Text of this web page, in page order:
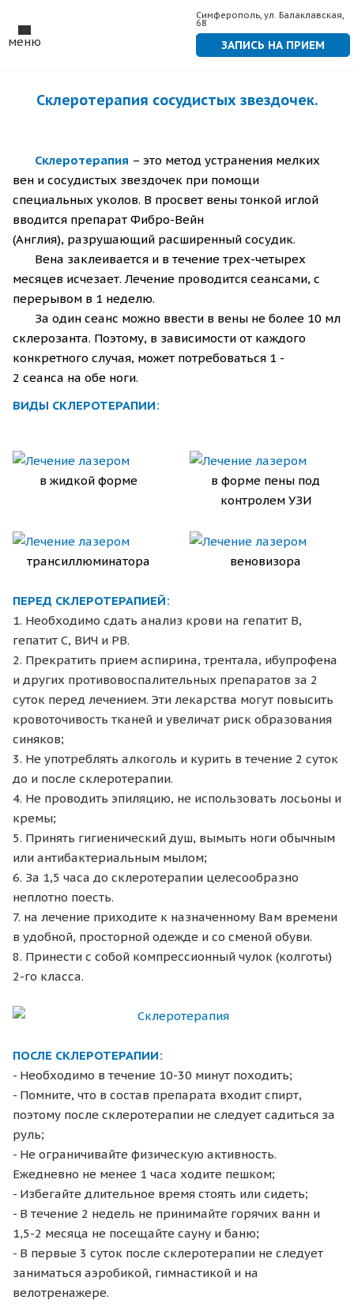
меню
Симферополь, ул. Балаклавская,
68
ЗАПИСЬ НА ПРИЕМ
Склеротерапия сосудистых звездочек.
Склеротерапия – это метод устранения мелких
вен и сосудистых звездочек при помощи
специальных уколов. В просвет вены тонкой иглой
вводится препарат Фибро-Вейн
(Англия), разрушающий расширенный сосудик.
Вена заклеивается и в течение трех-четырех
месяцев исчезает. Лечение проводится сеансами, с
перерывом в 1 неделю.
За один сеанс можно ввести в вены не более 10 мл
склерозанта. Поэтому, в зависимости от каждого
конкретного случая, может потребоваться 1 -
2 сеанса на обе ноги.
ВИДЫ СКЛЕРОТЕРАПИИ:
в жидкой форме
в форме пены под
контролем УЗИ
трансиллюминатора веновизора
ПЕРЕД СКЛЕРОТЕРАПИЕЙ:
1. Необходимо сдать анализ крови на гепатит В,
гепатит С, ВИЧ и РВ.
2. Прекратить прием аспирина, трентала, ибупрофена
и других противовоспалительных препаратов за 2
суток перед лечением. Эти лекарства могут повысить
кровоточивость тканей и увеличат риск образования
синяков;
3. Не употреблять алкоголь и курить в течение 2 суток
до и после склеротерапии.
4. Не проводить эпиляцию, не использовать лосьоны и
кремы;
5. Принять гигиенический душ, вымыть ноги обычным
или антибактериальным мылом;
6. За 1,5 часа до склеротерапии целесообразно
неплотно поесть.
7. на лечение приходите к назначенному Вам времени
в удобной, просторной одежде и со сменой обуви.
8. Принести с собой компрессионный чулок (колготы)
2-го класса.
ПОСЛЕ СКЛЕРОТЕРАПИИ:
- Необходимо в течение 10-30 минут походить;
- Помните, что в состав препарата входит спирт,
поэтому после склеротерапии не следует садиться за
руль;
- Не ограничивайте физическую активность.
Ежедневно не менее 1 часа ходите пешком;
- Избегайте длительное время стоять или сидеть;
- В течение 2 недель не принимайте горячих ванн и
1,5-2 месяца не посещайте сауну и баню;
- В первые 3 суток после склеротерапии не следует
заниматься аэробикой, гимнастикой и на
велотренажере.